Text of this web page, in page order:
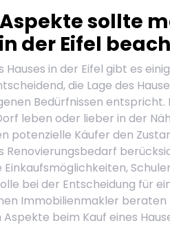
sollte
der Eifel
Hauses in der Eifel gibt es
die Lage des
Bedürfnissen
leben oder lieber in der
potenzielle Käufer den
Renovierungsbedarf
Einkaufsmöglichkeiten,
bei der Entscheidung für
Immobilienmakler beraten
beim Kauf eines